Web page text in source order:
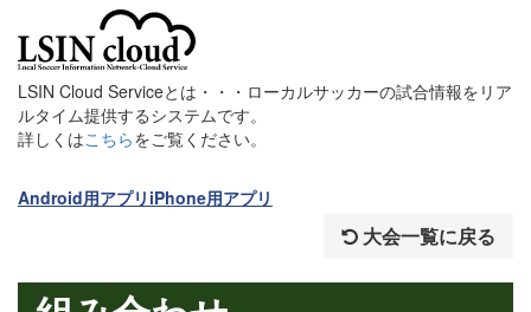
LSIN Cloud Serviceとは・・・ローカルサッカーの試合情報をリア
ルタイム提供するシステムです。
詳しくはこちらをご覧ください。
Android用アプリ iPhone用アプリ
大会一覧に戻る